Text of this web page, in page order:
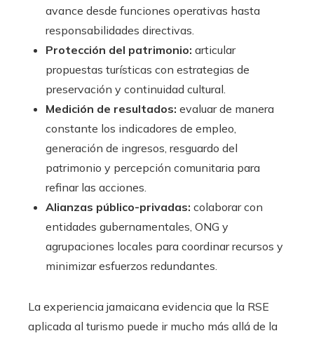
avance desde funciones operativas hasta
responsabilidades directivas.
Protección del patrimonio: articular
propuestas turísticas con estrategias de
preservación y continuidad cultural.
Medición de resultados: evaluar de manera
constante los indicadores de empleo,
generación de ingresos, resguardo del
patrimonio y percepción comunitaria para
refinar las acciones.
Alianzas público-privadas: colaborar con
entidades gubernamentales, ONG y
agrupaciones locales para coordinar recursos y
minimizar esfuerzos redundantes.
La experiencia jamaicana evidencia que la RSE
aplicada al turismo puede ir mucho más allá de la